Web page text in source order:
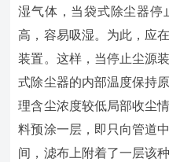
湿气体，当袋式除尘器停
高，容易吸湿。为此，应在
装置。这样，当停止尘源
式除尘器的内部温度保持
理含尘浓度较低局部收尘
料预涂一层，即只向管道
间，滤布上附着了一层该